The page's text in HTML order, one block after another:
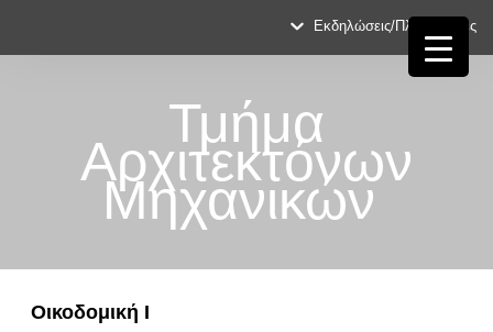
Εκδηλώσεις/Πληροφορίες
Τμήμα
Αρχιτεκτόνων
Μηχανικών
Οικοδομική Ι